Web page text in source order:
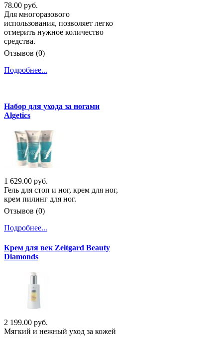
78.00 руб.
Для многоразового
использования, позволяет легко
отмерить нужное количество
средства.
Отзывов (0)
Подробнее...
Набор для ухода за ногами
Algetics
1 629.00 руб.
Гель для стоп и ног, крем для ног,
крем пилинг для ног.
Отзывов (0)
Подробнее...
Крем для век Zeitgard Beauty
Diamonds
2 199.00 руб.
Мягкий и нежный уход за кожей